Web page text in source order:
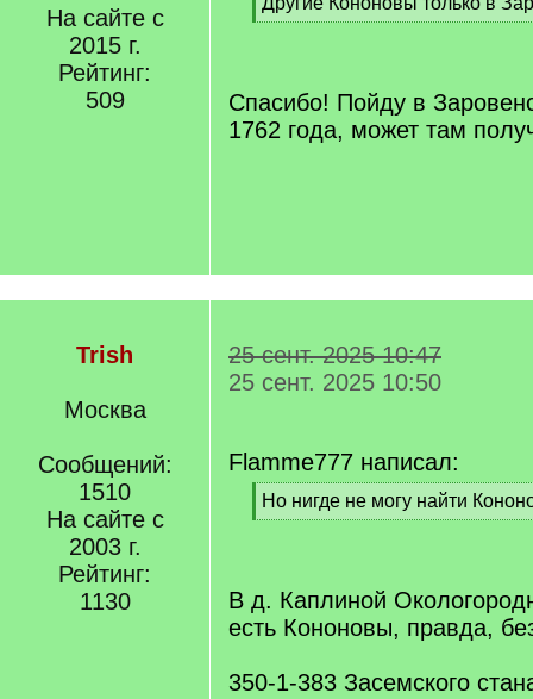
На сайте с
2015 г.
Рейтинг:
509
[
Спасибо! Пойду в
1762 года, может там
Trish
Москва
Сообщений:
1510
На сайте с
2003 г.
Рейтинг:
1130
25 сент. 2025 10:47
25 сент. 2025 10:50
Flamme777 написал:
[
q
Но нигде не могу найти
[
В д. Каплиной
есть Кононовы, правда,
350-1-383 Засемского